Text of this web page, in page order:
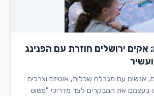
אקים ירושלים חוזרת עם הפנינג
אנשים עם מגבלה שכלית, אוטיזם וצרכים
בעצמם את המבקרים לצד מדריכי "פשוט